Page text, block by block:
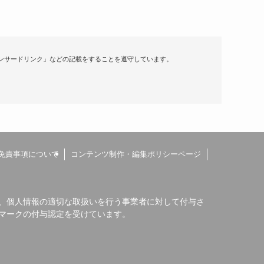
ードリンク」などの記載をすることを遵守しています。
責事項について コンテンツ制作・編集ポリシーページ
個人情報の適切な取扱いを行う事業者に対して付与さ
ークの付与認定を受けています。